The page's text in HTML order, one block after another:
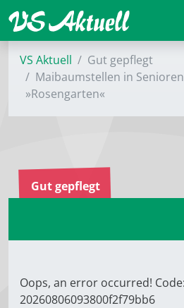
VS Aktuell
Gut gepflegt
Maibaumstellen in
»Rosengarten«
Gut gepflegt
Oops, an error occurred! Code:
20260806093800f2f79bb6